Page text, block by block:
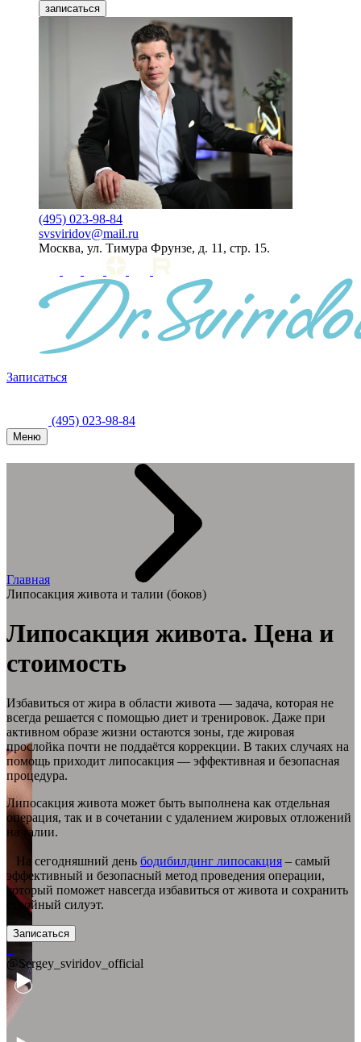
записаться
(495) 023-98-84
svsviridov@mail.ru
Москва, ул. Тимура Фрунзе, д. 11, стр. 15.
Записаться
(495) 023-98-84
Меню
Главная
Липосакция живота и талии (боков)
Липосакция живота. Цена и
стоимость
Избавиться от жира в области живота — задача, которая не
всегда решается с помощью диет и тренировок. Даже при
активном образе жизни остаются зоны, где жировая
прослойка почти не поддаётся коррекции. В таких случаях на
помощь приходит липосакция — эффективная и безопасная
процедура.
Липосакция живота может быть выполнена как отдельная
операция, так и в сочетании с удалением жировых отложений
на талии.
На сегодняшний день бодибилдинг липосакция – самый
эффективный и безопасный метод проведения операции,
который поможет навсегда избавиться от живота и сохранить
стройный силуэт.
Записаться
@Sergey_sviridov_official